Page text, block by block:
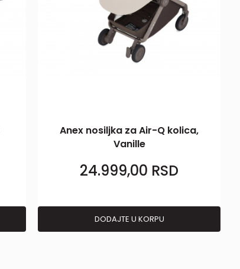
Anex nosiljka za Air-Q kolica,
Vanille
24.999,00 RSD
DODAJTE U KORPU